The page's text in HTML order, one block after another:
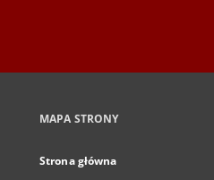
MAPA STRONY
Strona główna